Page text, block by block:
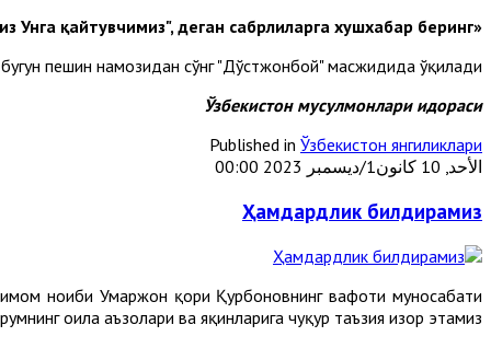
«Мусибат етганда "Албатта, биз Аллоҳникимиз ва албатта, биз Унга қайтувчимиз", деган сабрлиларга хушхабар беринг».
пешин намозидан сўнг "Дўстжонбой" масжидида ўқилади.
Ўзбекистон мусулмонлари идораси
Published in Ўзбекистон янгиликлари
الأحد, 10 كانون1/ديسمبر 2023 00:00
Ҳамдардлик билдирамиз
ноиби Умаржон қори Қурбоновнинг вафоти муносабати
оила аъзолари ва яқинларига чуқур таъзия изҳор этамиз.